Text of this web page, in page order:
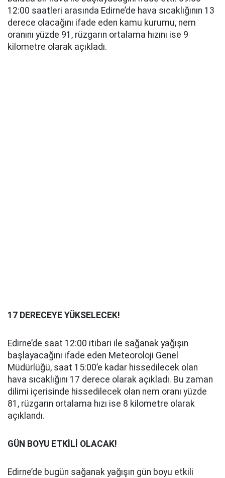
12:00 saatleri arasında Edirne’de hava sıcaklığının 13
derece olacağını ifade eden kamu kurumu, nem
oranını yüzde 91, rüzgarın ortalama hızını ise 9
kilometre olarak açıkladı.
17 DERECEYE YÜKSELECEK!
Edirne’de saat 12:00 itibari ile sağanak yağışın
başlayacağını ifade eden Meteoroloji Genel
Müdürlüğü, saat 15:00’e kadar hissedilecek olan
hava sıcaklığını 17 derece olarak açıkladı. Bu zaman
dilimi içerisinde hissedilecek olan nem oranı yüzde
81, rüzgarın ortalama hızı ise 8 kilometre olarak
açıklandı.
GÜN BOYU ETKİLİ OLACAK!
Edirne’de bugün sağanak yağışın gün boyu etkili